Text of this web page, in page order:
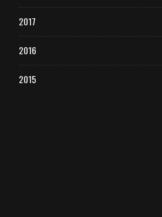
2017
2016
2015